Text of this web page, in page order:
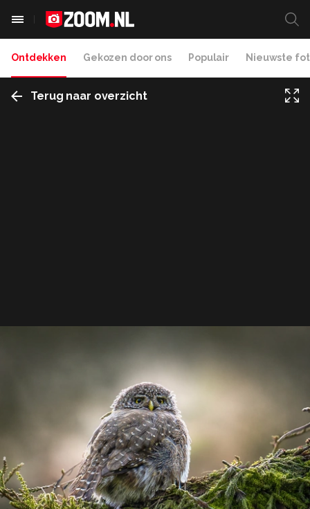
Ontdekken Gekozen door ons Populair Nieuwste
Terug naar overzicht